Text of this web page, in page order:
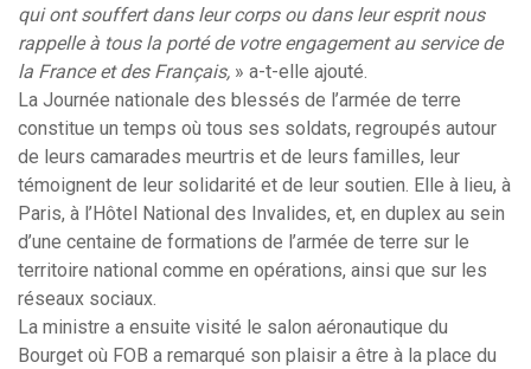
qui ont souffert dans leur corps ou dans leur esprit nous
rappelle à tous la porté de votre engagement au service de
la France et des Français, » a-t-elle ajouté.
La Journée nationale des blessés de l’armée de terre
constitue un temps où tous ses soldats, regroupés autour
de leurs camarades meurtris et de leurs familles, leur
témoignent de leur solidarité et de leur soutien. Elle à lieu, à
Paris, à l’Hôtel National des Invalides, et, en duplex au sein
d’une centaine de formations de l’armée de terre sur le
territoire national comme en opérations, ainsi que sur les
réseaux sociaux.
La ministre a ensuite visité le salon aéronautique du
Bourget où FOB a remarqué son plaisir a être à la place du